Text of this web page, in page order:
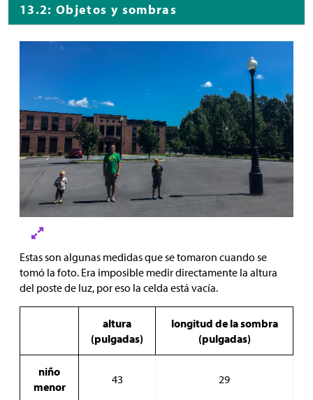
13.2: Objetos y sombras
Estas son algunas medidas que se tomaron cuando se
tomó la foto. Era imposible medir directamente la altura
del poste de luz, por eso la celda está vacía.
altura
(pulgadas)
longitud de la sombra
(pulgadas)
niño
menor
43 29